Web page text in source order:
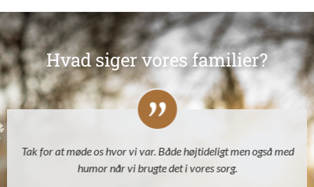
Hvad siger vores familier?
Tak for at møde os hvor vi var. Både højtideligt men også med
humor når vi brugte det i vores sorg.